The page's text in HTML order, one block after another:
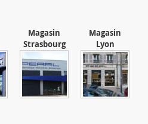
Magasin
Strasbourg
Magasin
Lyon